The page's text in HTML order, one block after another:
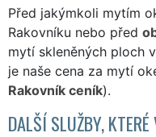
Před jakýmkoli mytím
Rakovníku nebo před
mytí skleněných ploch
je naše cena za mytí
Rakovník ceník).
DALŠÍ SLUŽBY,